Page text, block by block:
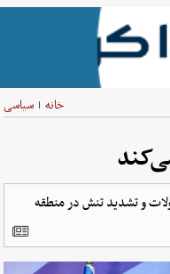
خانه | سیاسی
و تشدید تنش در منطقه